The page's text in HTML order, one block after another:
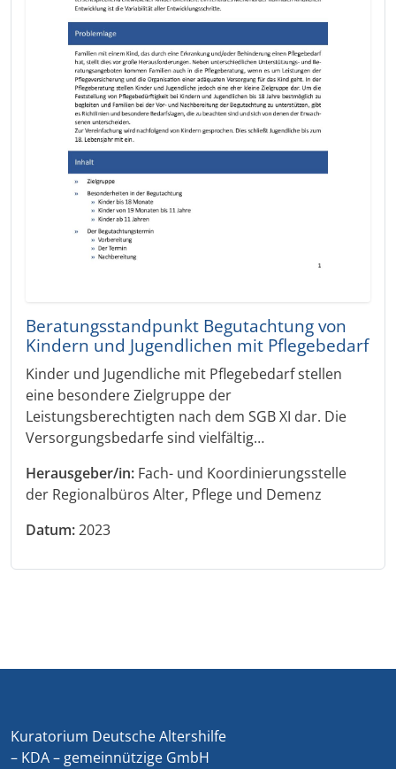
Beratungsstandpunkt Begutachtung von
Kindern und Jugendlichen mit Pflegebedarf
Kinder und Jugendliche mit Pflegebedarf stellen
eine besondere Zielgruppe der
Leistungsberechtigten nach dem SGB XI dar. Die
Versorgungsbedarfe sind vielfältig…
Herausgeber/in: Fach- und Koordinierungsstelle
der Regionalbüros Alter, Pflege und Demenz
Datum:2023
Kuratorium Deutsche Altershilfe
– KDA – gemeinnützige GmbH